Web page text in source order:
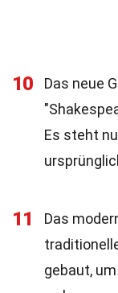
10
Das neue
Es steht
11
Das
gebaut,